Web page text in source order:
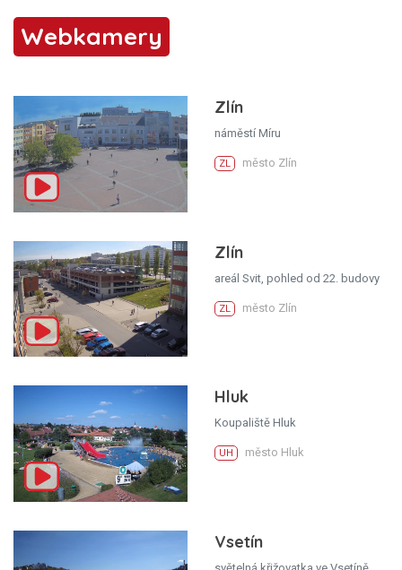
Webkamery
Zlín
náměstí Míru
ZL město Zlín
Zlín
areál Svit, pohled od 22. budovy
ZL město Zlín
Hluk
Koupaliště Hluk
UH město Hluk
Vsetín